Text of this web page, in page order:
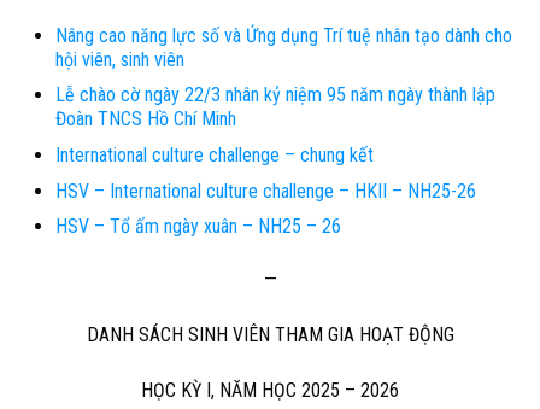
Nâng cao năng lực số và Ứng dụng Trí tuệ nhân tạo dành cho
hội viên, sinh viên
Lễ chào cờ ngày 22/3 nhân kỷ niệm 95 năm ngày thành lập
Đoàn TNCS Hồ Chí Minh
International culture challenge – chung kết
HSV – International culture challenge – HKII – NH25-26
HSV – Tổ ấm ngày xuân – NH25 – 26
—
DANH SÁCH SINH VIÊN THAM GIA HOẠT ĐỘNG
HỌC KỲ I, NĂM HỌC 2025 – 2026